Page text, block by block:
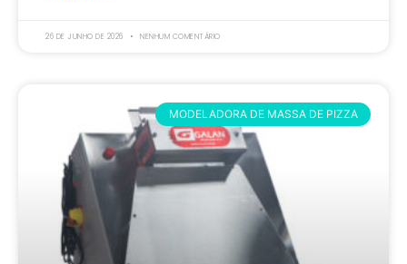
26 DE JUNHO DE 2026 NENHUM COMENTÁRIO
MODELADORA DE MASSA DE PIZZA